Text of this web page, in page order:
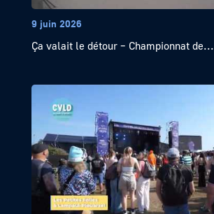
9 juin 2026
Ça valait le détour – Championnat de...